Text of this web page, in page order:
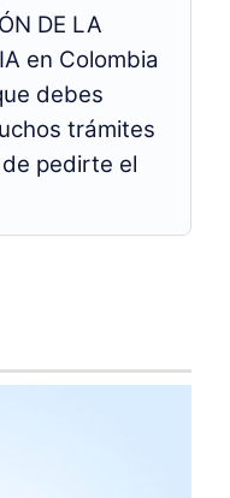
DE LA
en Colombia
debes
trámites
pedirte el